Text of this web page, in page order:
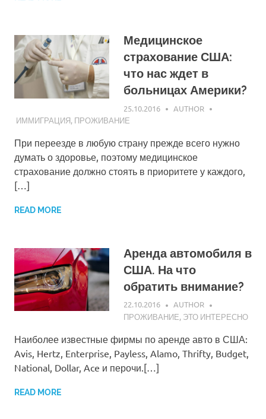
Медицинское
страхование США:
что нас ждет в
больницах Америки?
25.10.2016
AUTHOR
ИММИГРАЦИЯ, ПРОЖИВАНИЕ
При переезде в любую страну прежде всего нужно
думать о здоровье, поэтому медицинское
страхование должно стоять в приоритете у каждого,
[…]
READ MORE
Аренда автомобиля в
США. На что
обратить внимание?
22.10.2016
AUTHOR
ПРОЖИВАНИЕ, ЭТО ИНТЕРЕСНО
Наиболее известные фирмы по аренде авто в США:
Avis, Hertz, Enterprise, Payless, Alamo, Thrifty, Budget,
National, Dollar, Ace и перочи.[…]
READ MORE